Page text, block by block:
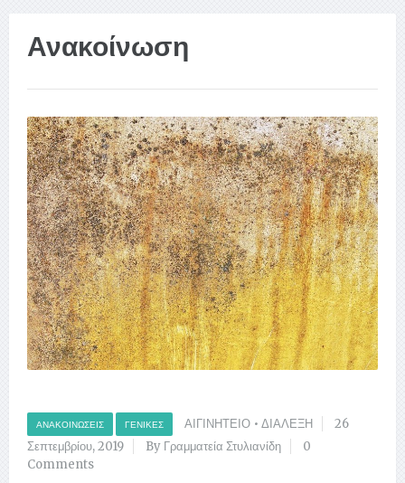
Ανακοίνωση
ΑΝΑΚΟΙΝΏΣΕΙΣ ΓΕΝΙΚΈΣ ΑΙΓΙΝΗΤΕΙΟ • ΔΙΑΛΕΞΗ
26
Σεπτεμβρίου, 2019
By Γραμματεία Στυλιανίδη
0
Comments